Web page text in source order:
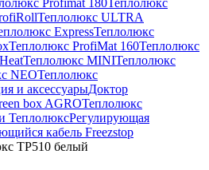
Profimat 180 Теплолюкс
Теплолюкс ULTRA
ExpressТеплолюкс
Теплолюкс ProfiMat 160Теплолюкс
Теплолюкс MINIТеплолюкс
NEOТеплолюкс
и аксессуарыДоктор
box AGROТеплолюкс
ТеплолюксРегулирующая
кабель Freezstop
TP510 белый